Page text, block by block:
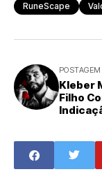
RuneScape
Kleber
Filho
por 'O
Secreto'